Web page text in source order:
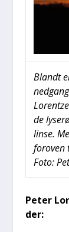
Blandt
de
lin­se.
for­oven
Foto:
Peter
der: